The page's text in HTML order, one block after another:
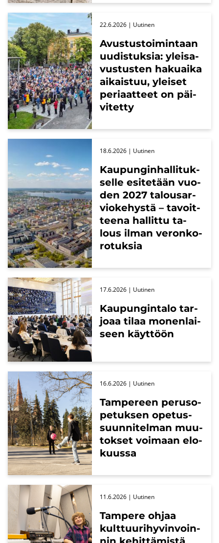
Avus­tus­toi­min­taan
uu­dis­tuk­sia: ylei­sa­
vus­tus­ten ha­kuai­ka
ai­kais­tuu, ylei­set
pe­ri­aat­teet on päi­
vi­tet­ty
22.6.2026 | Uu­ti­nen
Kau­pun­gin­hal­li­tuk­
sel­le esi­te­tään vuo­
den 2027 ta­lous­ar­
vio­ke­hys­tä – ta­voit­
tee­na hal­lit­tu ta­
lous ilman ve­ron­ko­
ro­tuk­sia
18.6.2026 | Uu­ti­nen
Kau­pun­gin­ta­lo tar­
jo­aa tilaa mo­nen­lai­
seen käyt­töön
17.6.2026 | Uu­ti­nen
Tam­pe­reen pe­rus­o­
pe­tuk­sen ope­tus­
suun­ni­tel­man muu­
tok­set voi­maan elo­
kuus­sa
16.6.2026 | Uu­ti­nen
Tam­pe­re ohjaa
kult­tuu­ri­hy­vin­voin­
11.6.2026 | Uu­ti­nen